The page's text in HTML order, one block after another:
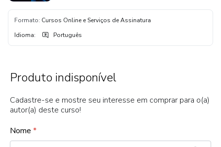
Formato: Cursos Online e Serviços de Assinatura
Idioma: Português
Produto indisponível
Cadastre-se e mostre seu interesse em comprar para o(a)
autor(a) deste curso!
Nome *